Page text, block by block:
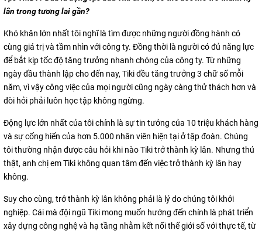
lân trong tương lai gần?
Khó khăn lớn nhất tôi nghĩ là tìm được những người đồng hành có
cùng giá trị và tầm nhìn với công ty. Đồng thời là người có đủ năng lực
để bắt kịp tốc độ tăng trưởng nhanh chóng của công ty. Từ những
ngày đầu thành lập cho đến nay, Tiki đều tăng trưởng 3 chữ số mỗi
năm, vì vậy công việc của mọi người cũng ngày càng thử thách hơn và
đòi hỏi phải luôn học tập không ngừng.
Động lực lớn nhất của tôi chính là sự tin tưởng của 10 triệu khách hàng
và sự cống hiến của hơn 5.000 nhân viên hiện tại ở tập đoàn. Chúng
tôi thường nhận được câu hỏi khi nào Tiki trở thành kỳ lân. Nhưng thú
thật, anh chị em Tiki không quan tâm đến việc trở thành kỳ lân hay
không.
Suy cho cùng, trở thành kỳ lân không phải là lý do chúng tôi khởi
nghiệp. Cái mà đội ngũ Tiki mong muốn hướng đến chính là phát triển
xây dựng công nghệ và hạ tầng nhằm kết nối thế giới số với thực tế, từ